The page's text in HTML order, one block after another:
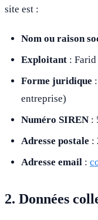
site est :
Nom ou raison
Exploitant : Farid
Forme juridique
entreprise)
Numéro SIREN :
Adresse postale :
Adresse email :
2. Données